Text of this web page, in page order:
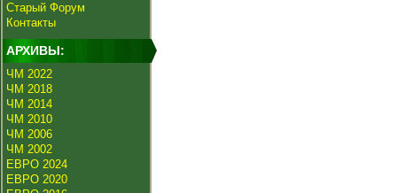
Старый Форум
Контакты
АРХИВЫ:
ЧМ 2022
ЧМ 2018
ЧМ 2014
ЧМ 2010
ЧМ 2006
ЧМ 2002
ЕВРО 2024
ЕВРО 2020